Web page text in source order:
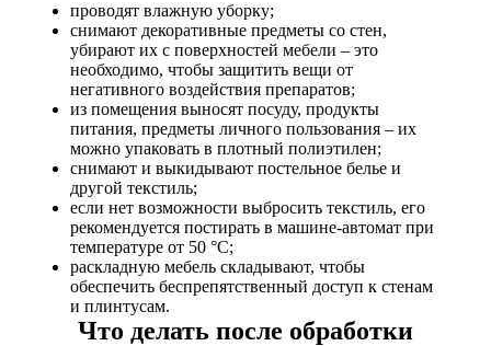
проводят влажную уборку;
снимают декоративные предметы со стен,
убирают их с поверхностей мебели – это
необходимо, чтобы защитить вещи от
негативного воздействия препаратов;
из помещения выносят посуду, продукты
питания, предметы личного пользования – их
можно упаковать в плотный полиэтилен;
снимают и выкидывают постельное белье и
другой текстиль;
если нет возможности выбросить текстиль, его
рекомендуется постирать в машине-автомат при
температуре от 50 °C;
раскладную мебель складывают, чтобы
обеспечить беспрепятственный доступ к стенам
и плинтусам.
Что делать после обработки